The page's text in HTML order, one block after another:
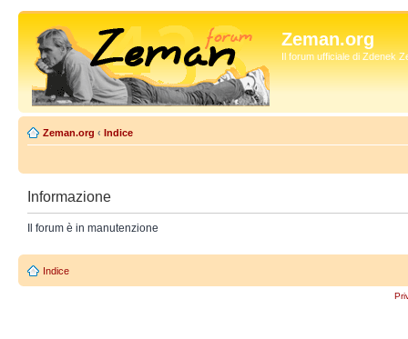
Zeman.org
Il forum ufficiale di Zdenek
Zeman.org ‹ Indice
Informazione
Il forum è in manutenzione
Indice